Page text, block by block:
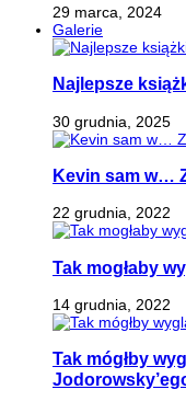
29 marca, 2024
Galerie
Najlepsze
30 grudnia, 2025
Kevin sam w…
22 grudnia, 2022
Tak mogłaby
14 grudnia, 2022
Tak mógłby